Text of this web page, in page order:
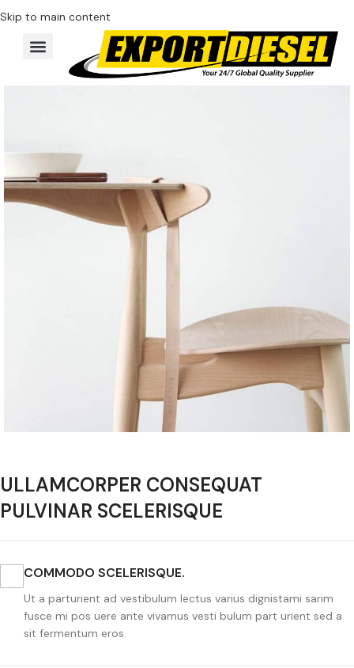
Skip to main content
ULLAMCORPER CONSEQUAT
PULVINAR SCELERISQUE
COMMODO SCELERISQUE.
Ut a parturient ad vestibulum lectus varius dignistami sarim
fusce mi pos uere ante vivamus vesti bulum part urient sed a
sit fermentum eros.